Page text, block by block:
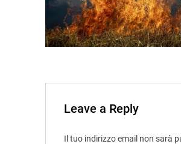
Leave a Reply
Il tuo indirizzo email non sarà